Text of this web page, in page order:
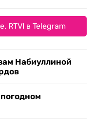
RTVI в Telegram
Набиуллиной